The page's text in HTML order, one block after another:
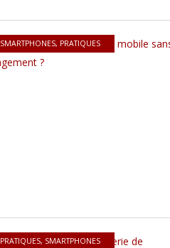
SMARTPHONES, PRATIQUES
PRATIQUES, SMARTPHONES